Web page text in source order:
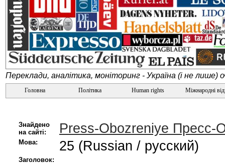
Переклади, аналітика, моніторинг - Україна (і не лише)
Головна Політика Human rights Міжнародні
Знайдено
на сайті:
Press-Obozreniye Пресс-
Мова: 25 (Russian / русский)
Заголовок: